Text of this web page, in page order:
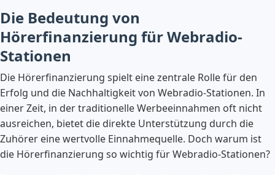
Die Bedeutung von
Hörerfinanzierung für Webradio-
Stationen
Die Hörerfinanzierung spielt eine zentrale Rolle für den
Erfolg und die Nachhaltigkeit von Webradio-Stationen. In
einer Zeit, in der traditionelle Werbeeinnahmen oft nicht
ausreichen, bietet die direkte Unterstützung durch die
Zuhörer eine wertvolle Einnahmequelle. Doch warum ist
die Hörerfinanzierung so wichtig für Webradio-Stationen?